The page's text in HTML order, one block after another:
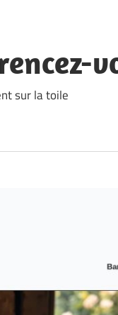
sur la toile